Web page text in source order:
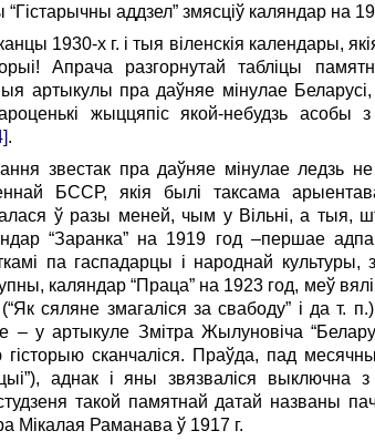
“Гістарычны аддзел” змясціў каляндар на
1930-х г. і тыя віленскія
Апрача разгорнутай табліцы
артыкулы пра даўняе мінулае
жыццяпіс якой-небудзь
.
звестак пра даўняе мінулае ледзь
БССР, якія былі таксама
ў разы меней, чым у Вільні, а тыя,
“Заранка” на 1919 год –першае
па гаспадарцы і народнай
каляндар “Праца” на 1923 год, меў
сяляне змагаліся за свабоду” і да т.
– у артыкуле Змітра Жылуновіча
сканчаліся. Праўда, пад
аднак і яны звязваліся выключна
такой памятнай датай названы
Мікалая Раманава ў 1917 г.